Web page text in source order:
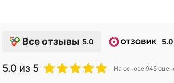
Все отзывы 5.0 5.0
5.0 из 5 На основе 945